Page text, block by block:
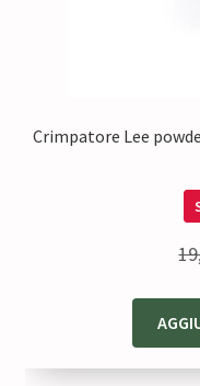
Crimpatore Lee